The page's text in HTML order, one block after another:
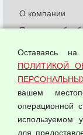
О компании
Политика
Согласием на
Оферта оптовой
Публичная
Оставаясь
ПОЛИТИКОЙ
вашем
операционной
используемом
для